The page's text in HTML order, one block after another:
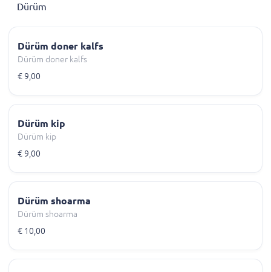
Dürüm
Dürüm doner kalfs
Dürüm doner kalfs
€ 9,00
Dürüm kip
Dürüm kip
€ 9,00
Dürüm shoarma
Dürüm shoarma
€ 10,00